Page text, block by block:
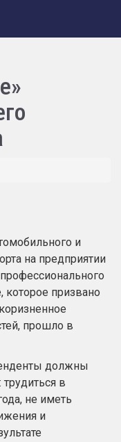
и
на предприятии
которое призвано
прошло в
должны
в
не иметь
и